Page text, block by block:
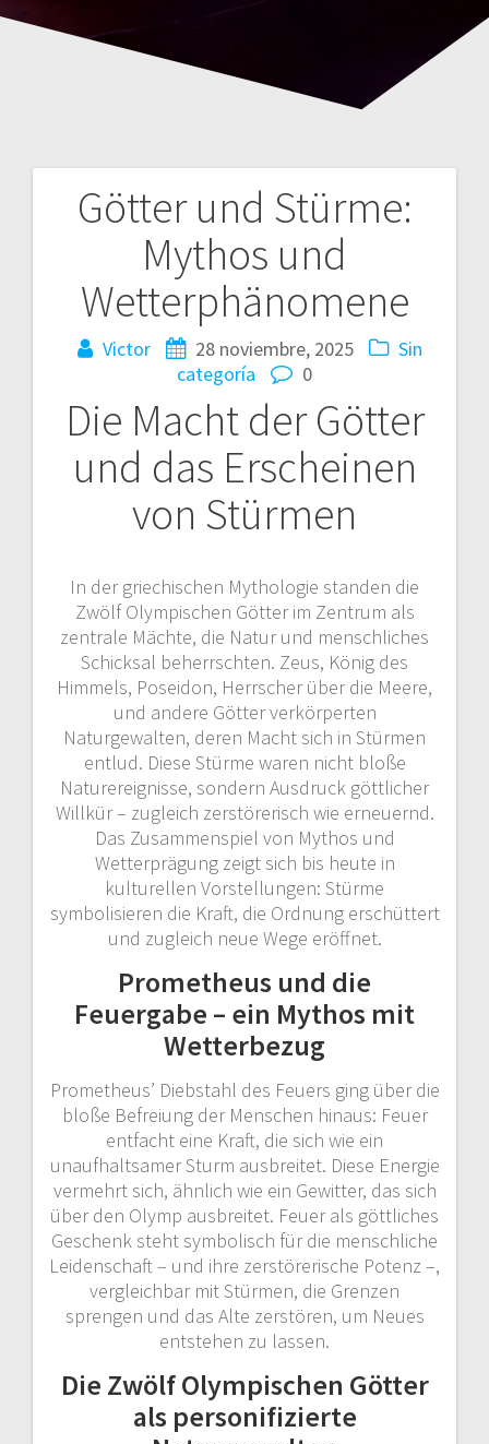
Götter und Stürme:
Mythos und
Wetterphänomene
Victor 28 noviembre, 2025
Sin
categoría
0
Die Macht der Götter
und das Erscheinen
von Stürmen
In der griechischen Mythologie standen die
Zwölf Olympischen Götter im Zentrum als
zentrale Mächte, die Natur und menschliches
Schicksal beherrschten. Zeus, König des
Himmels, Poseidon, Herrscher über die Meere,
und andere Götter verkörperten
Naturgewalten, deren Macht sich in Stürmen
entlud. Diese Stürme waren nicht bloße
Naturereignisse, sondern Ausdruck göttlicher
Willkür – zugleich zerstörerisch wie erneuernd.
Das Zusammenspiel von Mythos und
Wetterprägung zeigt sich bis heute in
kulturellen Vorstellungen: Stürme
symbolisieren die Kraft, die Ordnung erschüttert
und zugleich neue Wege eröffnet.
Prometheus und die
Feuergabe – ein Mythos mit
Wetterbezug
Prometheus’ Diebstahl des Feuers ging über die
bloße Befreiung der Menschen hinaus: Feuer
entfacht eine Kraft, die sich wie ein
unaufhaltsamer Sturm ausbreitet. Diese Energie
vermehrt sich, ähnlich wie ein Gewitter, das sich
über den Olymp ausbreitet. Feuer als göttliches
Geschenk steht symbolisch für die menschliche
Leidenschaft – und ihre zerstörerische Potenz –,
vergleichbar mit Stürmen, die Grenzen
sprengen und das Alte zerstören, um Neues
entstehen zu lassen.
Die Zwölf Olympischen Götter
als personifizierte
Navegación
entradas